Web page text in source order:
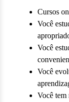
Cursos
Você
Você
Você
Você tem